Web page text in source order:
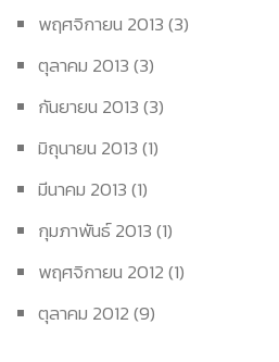
พฤศจิกายน 2013(3)
ตุลาคม 2013(3)
กันยายน 2013(3)
มิถุนายน 2013(1)
มีนาคม 2013(1)
กุมภาพันธ์ 2013(1)
พฤศจิกายน 2012(1)
ตุลาคม 2012(9)